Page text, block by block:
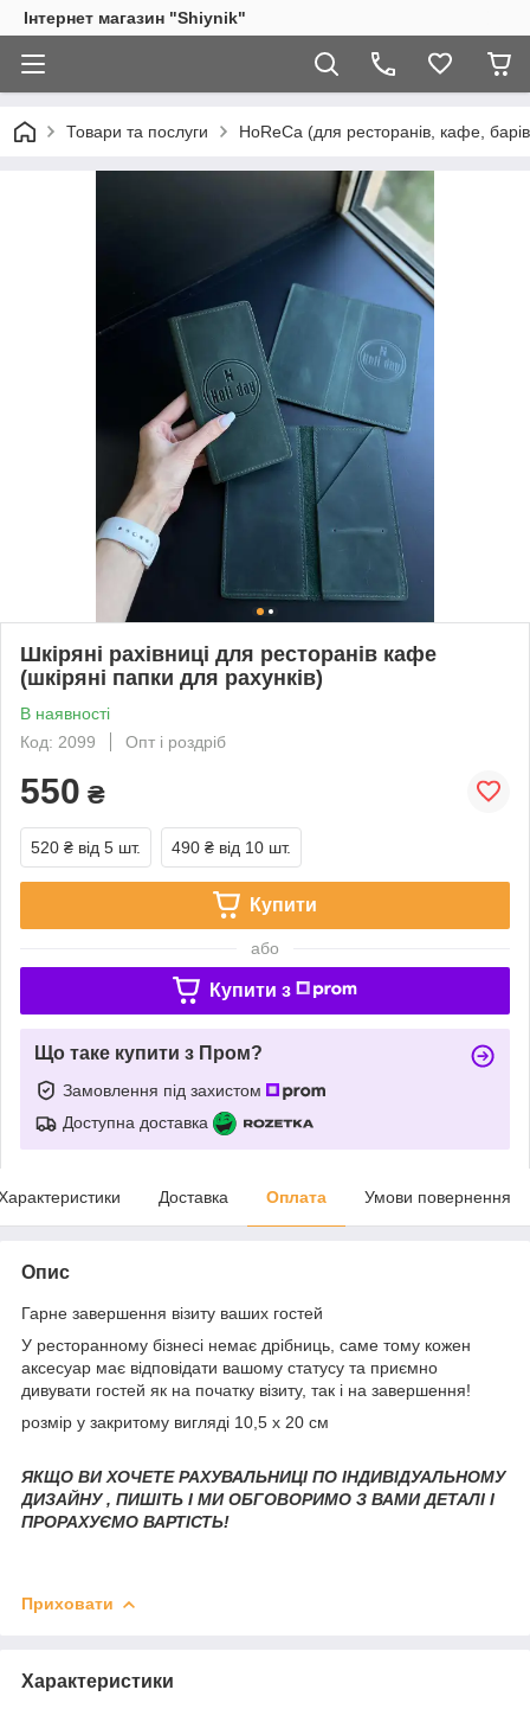
Інтернет магазин "Shiynik"
Товари та послуги HoReCa (для ресторанів, кафе,
Шкіряні рахівниці для ресторанів кафе
(шкіряні папки для рахунків)
В наявності
Код: 2099
Опт і роздріб
550 ₴
520 ₴ від 5 шт. 490 ₴ від 10 шт.
Купити
або
Купити з
Що таке купити з Пром?
Замовлення під захистом
Доступна доставка
Доставка Оплата Умови повернення
Опис
Гарне завершення візиту ваших гостей
У ресторанному бізнесі немає дрібниць, саме тому кожен
аксесуар має відповідати вашому статусу та приємно
дивувати гостей як на початку візиту, так і на завершення!
розмір у закритому вигляді 10,5 х 20 см
ЯКЩО ВИ ХОЧЕТЕ РАХУВАЛЬНИЦІ ПО ІНДИВІДУАЛЬНОМУ
ДИЗАЙНУ , ПИШІТЬ І МИ ОБГОВОРИМО З ВАМИ ДЕТАЛІ І
ПРОРАХУЄМО ВАРТІСТЬ!
Приховати
Характеристики